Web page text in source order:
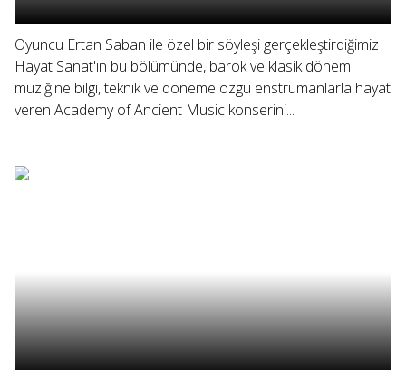
Oyuncu Ertan Saban ile özel bir söyleşi gerçekleştirdiğimiz
Hayat Sanat'ın bu bölümünde, barok ve klasik dönem
müziğine bilgi, teknik ve döneme özgü enstrümanlarla hayat
veren Academy of Ancient Music konserini...